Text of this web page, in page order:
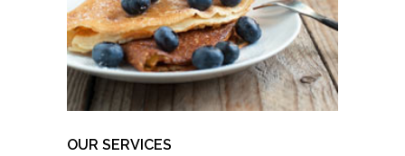
OUR SERVICES